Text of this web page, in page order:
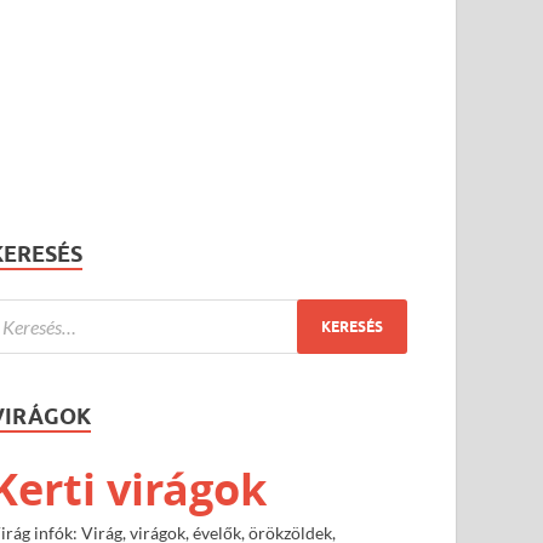
virágok
infók: Virág, virágok, évelők, örökzöldek,